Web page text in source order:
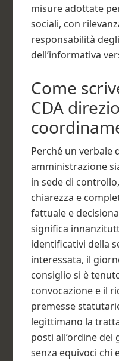
misure adottate
sociali, con
responsabilità
dell’informativa
Come
CDA
Perché un verbale
amministrazione
in sede di
chiarezza e
fattuale e
significa
identificativi della
interessata, il
consiglio si è
convocazione e il
premesse
legittimano la
posti all’ordine
senza equivoci chi